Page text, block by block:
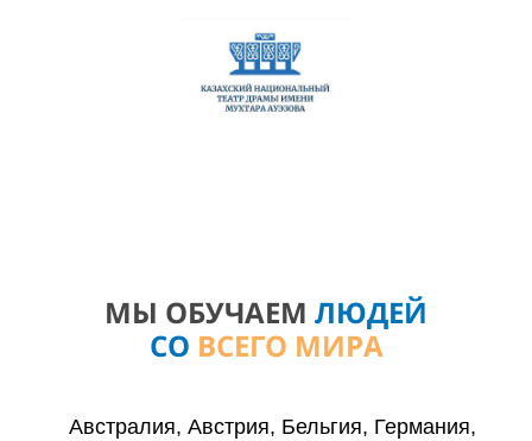
МЫ ОБУЧАЕМ ЛЮДЕЙ
СО ВСЕГО МИРА
Австралия, Австрия, Бельгия, Германия,